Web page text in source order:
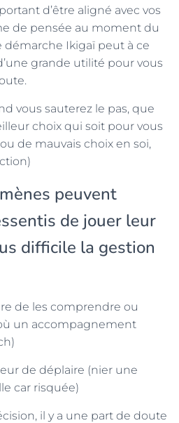
d’être aligné avec vos
de pensée au moment du
démarche Ikigaï peut à ce
grande utilité pour vous
vous sauterez le pas, que
choix qui soit pour vous
de mauvais choix en soi,
peuvent
de jouer leur
difficile la gestion
de les comprendre ou
un accompagnement
de déplaire (nier une
car risquée)
il y a une part de doute